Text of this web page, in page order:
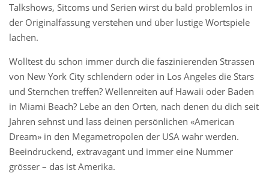
Talkshows, Sitcoms und Serien wirst du bald problemlos in
der Originalfassung verstehen und über lustige Wortspiele
lachen.
Wolltest du schon immer durch die faszinierenden Strassen
von New York City schlendern oder in Los Angeles die Stars
und Sternchen treffen? Wellenreiten auf Hawaii oder Baden
in Miami Beach? Lebe an den Orten, nach denen du dich seit
Jahren sehnst und lass deinen persönlichen «American
Dream» in den Megametropolen der USA wahr werden.
Beeindruckend, extravagant und immer eine Nummer
grösser – das ist Amerika.